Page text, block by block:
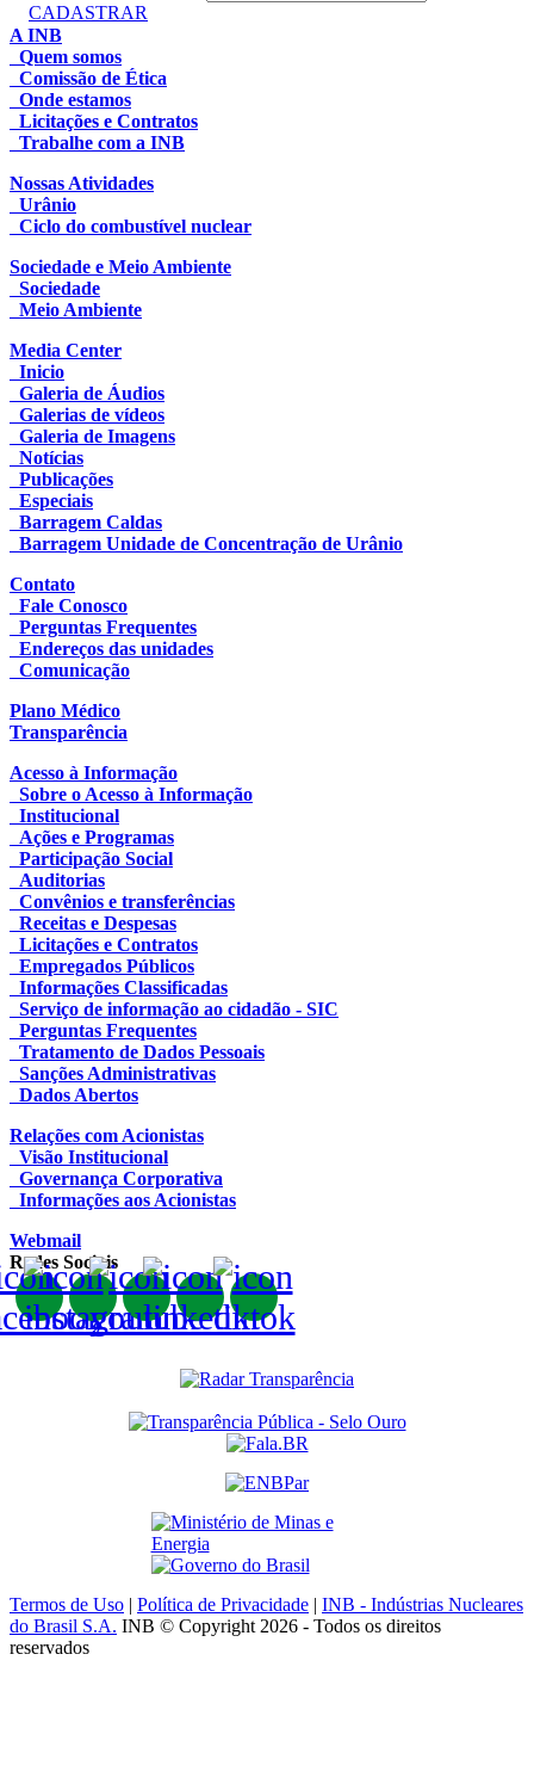
CADASTRAR
A INB
Quem somos
Comissão de Ética
Onde estamos
Licitações e Contratos
Trabalhe com a INB
Nossas Atividades
Urânio
Ciclo do combustível nuclear
Sociedade e Meio Ambiente
Sociedade
Meio Ambiente
Media Center
Inicio
Galeria de Áudios
Galerias de vídeos
Galeria de Imagens
Notícias
Publicações
Especiais
Barragem Caldas
Barragem Unidade de Concentração de Urânio
Contato
Fale Conosco
Perguntas Frequentes
Endereços das unidades
Comunicação
Plano Médico
Transparência
Acesso à Informação
Sobre o Acesso à Informação
Institucional
Ações e Programas
Participação Social
Auditorias
Convênios e transferências
Receitas e Despesas
Licitações e Contratos
Empregados Públicos
Informações Classificadas
Serviço de informação ao cidadão - SIC
Perguntas Frequentes
Tratamento de Dados Pessoais
Sanções Administrativas
Dados Abertos
Relações com Acionistas
Visão Institucional
Governança Corporativa
Informações aos Acionistas
Webmail
Redes Sociais
Termos de Uso | Política de Privacidade | INB - Indústrias Nucleares
do Brasil S.A. INB © Copyright 2026 - Todos os direitos
reservados